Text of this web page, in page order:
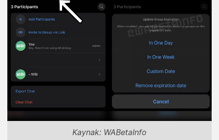
Kaynak: WABetaInfo